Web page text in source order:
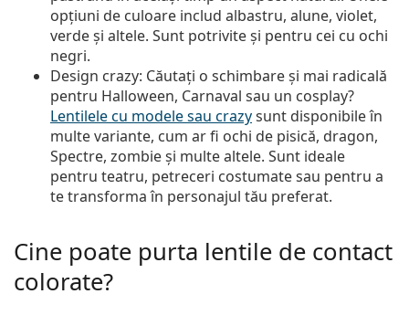
opțiuni de culoare includ albastru, alune, violet,
verde și altele. Sunt potrivite și pentru cei cu ochi
negri.
Design crazy: Căutați o schimbare și mai radicală
pentru Halloween, Carnaval sau un cosplay?
Lentilele cu modele sau crazysunt disponibile în
multe variante, cum ar fi ochi de pisică, dragon,
Spectre, zombie și multe altele. Sunt ideale
pentru teatru, petreceri costumate sau pentru a
te transforma în personajul tău preferat.
Cine poate purta lentile de contact
colorate?